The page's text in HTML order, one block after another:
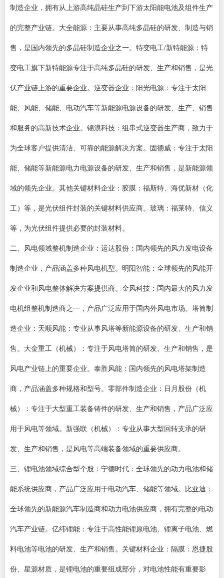
制造企业，拥有从上游高纯晶硅生产到下游太阳能电池及组件生产
的完整产业链。大全能源：主要从事高纯多晶硅的研发、制造与销
售，是国内领先的多晶硅制造企业之一。特变电工/新特能源：特
变电工旗下新特能源专注于高纯多晶硅的研发、生产和销售，是光
伏产业链上游的重要企业。逆变器企业：阳光电源：专注于太阳
能、风能、储能、电动汽车等新能源电源设备的研发、生产、销售
和服务的高新技术企业。锦浪科技：组串式逆变器生产商，致力于
为全球客户提供清洁、可靠的能源解决方案。固德威：专注于太阳
能、储能等新能源电力电源设备的研发、生产和销售，是新能源领
域的领先企业。其他关键材料企业：胶膜：福斯特、海优新材（化
工）等，是光伏组件封装的关键材料供应商。玻璃：福莱特、信义
等，为光伏组件提供必要的封装材料。
二、风电领域整机制造企业：运达股份：国内领先的风力发电设备
制造企业，产品涵盖多种风电机型。明阳智能：全球领先的风能开
发企业和风电整体解决方案提供商。金风科技：国内最大的风力发
电机组整机制造商之一，产品广泛应用于国内外风电市场。塔筒制
造企业：天顺风能：专业从事风塔等新能源设备的研发、生产和销
售。大金重工（机械）：专注于风电塔筒的研发、生产和销售，是
风电产业链上的重要企业。泰胜风能：国内领先的风电塔架制造
商，产品涵盖多种规格和型号。零部件制造企业：日月股份（机
械）：专注于大型重工装备铸件的研发、生产和销售，产品广泛应
用于风电等领域。新强联（机械）：专业从事大型回转支承的研
发、生产和销售，是风电等高端装备领域的重要供应商。
三、锂电池领域综合型个股：宁德时代：全球领先的动力电池和储
能系统供应商，产品广泛应用于电动汽车、储能等领域。比亚迪：
全球领先的新能源汽车制造商和动力电池供应商，拥有完整的电动
汽车产业链。亿纬锂能：专注于高性能锂原电池、锂离子电池、燃
料电池等电池的研发、生产和销售。关键材料企业：隔膜：恩捷股
份、星源材质，是锂电池的重要组成部分，对电池性能有重要影